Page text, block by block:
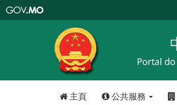
特
政
區
政
口
主頁 公共服務